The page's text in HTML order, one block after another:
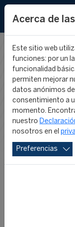
Acerca de
Este sitio web
funciones: por un
funcionalidad
permiten mejorar
datos anónimos
consentimiento a
momento.
nuestro
nosotros en el
Preferencias